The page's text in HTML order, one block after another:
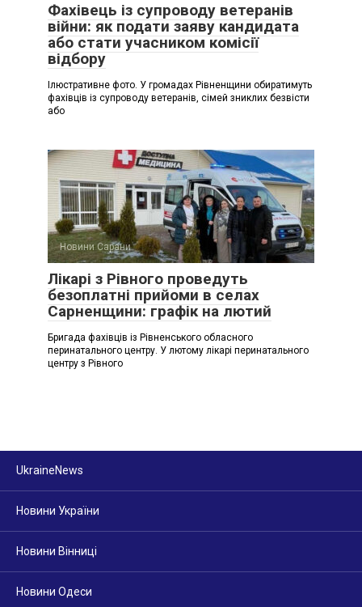
Фахівець із супроводу ветеранів
війни: як подати заяву кандидата
або стати учасником комісії
відбору
Ілюстративне фото. У громадах Рівненщини обиратимуть
фахівців із супроводу ветеранів, сімей зниклих безвісти
або
Новини Сарани
Лікарі з Рівного проведуть
безоплатні прийоми в селах
Сарненщини: графік на лютий
Бригада фахівців із Рівненського обласного
перинатального центру. У лютому лікарі перинатального
центру з Рівного
UkraineNews
Новини України
Новини Вінниці
Новини Одеси